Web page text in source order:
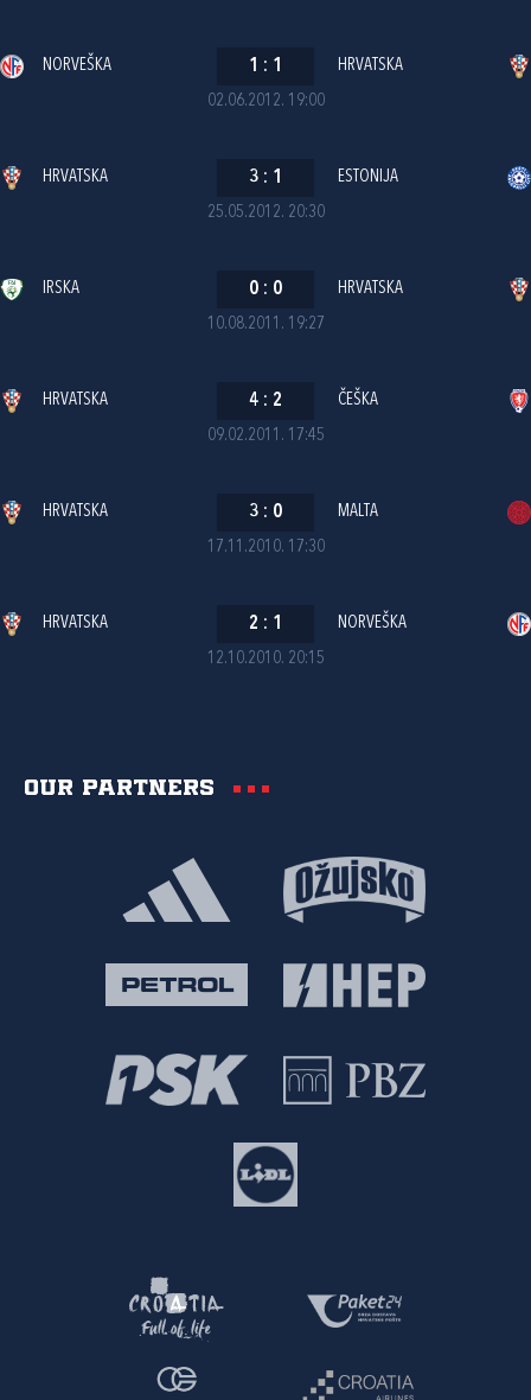
02.06.2012. 19:00
NORVEŠKA 1 : 1 HRVATSKA
25.05.2012. 20:30
HRVATSKA 3 : 1 ESTONIJA
10.08.2011. 19:27
IRSKA 0 : 0 HRVATSKA
09.02.2011. 17:45
HRVATSKA 4 : 2 ČEŠKA
17.11.2010. 17:30
HRVATSKA 3 : 0 MALTA
12.10.2010. 20:15
HRVATSKA 2 : 1 NORVEŠKA
Our partners